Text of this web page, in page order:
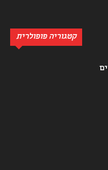
קטגוריה פופולרית